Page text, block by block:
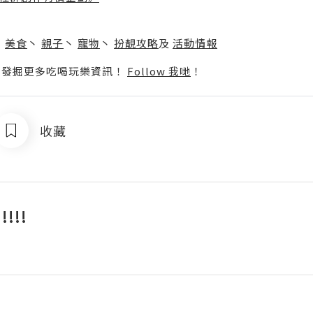
美食 丶 親子 丶 寵物 丶 扮靚攻略及 活動情報
掘更多吃喝玩樂資訊！ Follow 我哋 ！
收藏